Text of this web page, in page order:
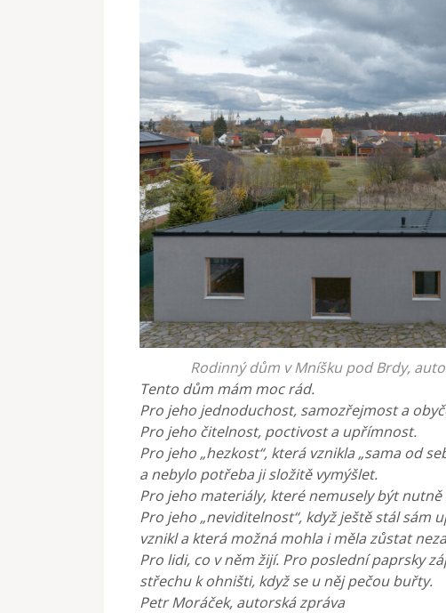
Rodinný dům v Mníšku pod Brdy,
Tento dům mám moc rád.
Pro jeho jednoduchost, samozřejmost a
Pro jeho čitelnost, poctivost a upřímnost.
Pro jeho „hezkost“, která vznikla „sama od
a nebylo potřeba ji složitě vymýšlet.
Pro jeho materiály, které nemusely být
Pro jeho „neviditelnost“, když ještě stál sám
vznikl a která možná mohla i měla zůstat
Pro lidi, co v něm žijí. Pro poslední paprsky
střechu k ohništi, když se u něj pečou buřty.
Petr Moráček, autorská zpráva